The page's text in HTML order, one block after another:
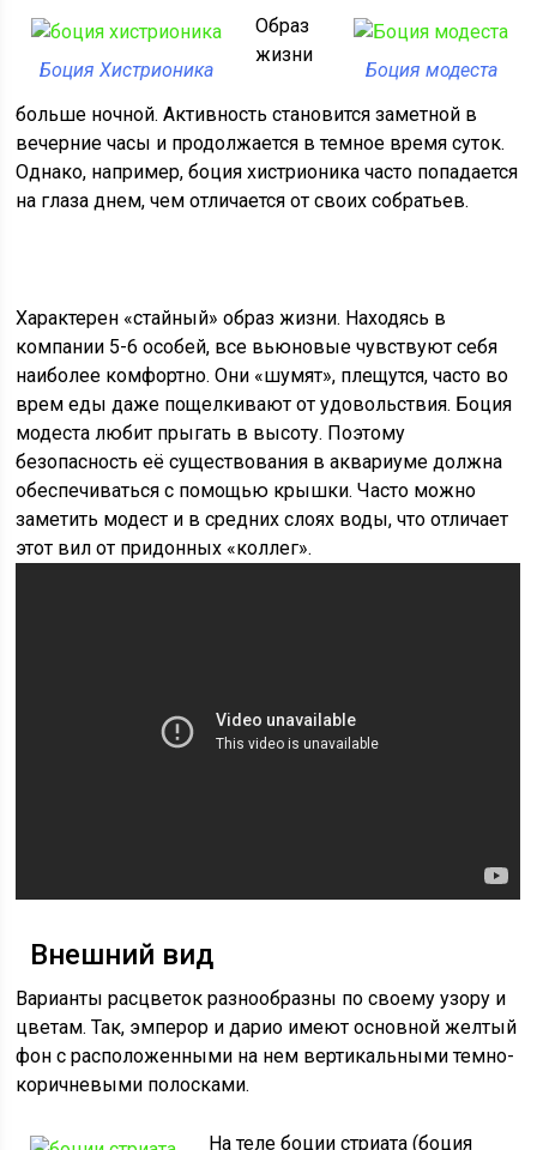
Боция Хистрионика Боция модеста
Образ
жизни
больше ночной. Активность становится заметной в
вечерние часы и продолжается в темное время суток.
Однако, например, боция хистрионика часто попадается
на глаза днем, чем отличается от своих собратьев.
Характерен «стайный» образ жизни. Находясь в
компании 5-6 особей, все вьюновые чувствуют себя
наиболее комфортно. Они «шумят», плещутся, часто во
врем еды даже пощелкивают от удовольствия. Боция
модеста любит прыгать в высоту. Поэтому
безопасность её существования в аквариуме должна
обеспечиваться с помощью крышки. Часто можно
заметить модест и в средних слоях воды, что отличает
этот вил от придонных «коллег».
Внешний вид
Варианты расцветок разнообразны по своему узору и
цветам. Так, эмперор и дарио имеют основной желтый
фон с расположенными на нем вертикальными темно-
коричневыми полосками.
На теле боции стриата (боция